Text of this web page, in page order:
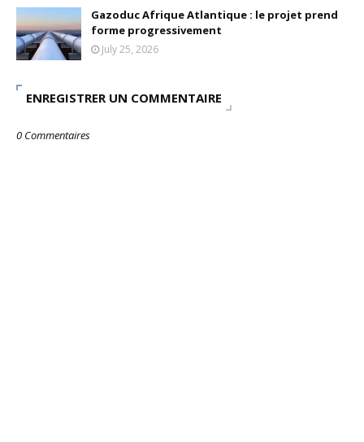
Tourisme : le Maroc confirme sa vitalité
Unknown
Aug 07 2026
Gazoduc Afrique Atlantique : le projet prend
forme progressivement
July 25, 2026
ENREGISTRER UN COMMENTAIRE
0 Commentaires